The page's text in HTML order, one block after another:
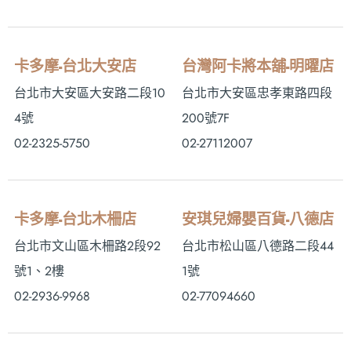
卡多摩-台北大安店
台北市大安區大安路二段10
4號
02-2325-5750
台灣阿卡將本舖-明曜店
台北市大安區忠孝東路四段
200號7F
02-27112007
卡多摩-台北木柵店
台北市文山區木柵路2段92
號1、2樓
02-2936-9968
安琪兒婦嬰百貨-八德店
台北市松山區八德路二段44
1號
02-77094660